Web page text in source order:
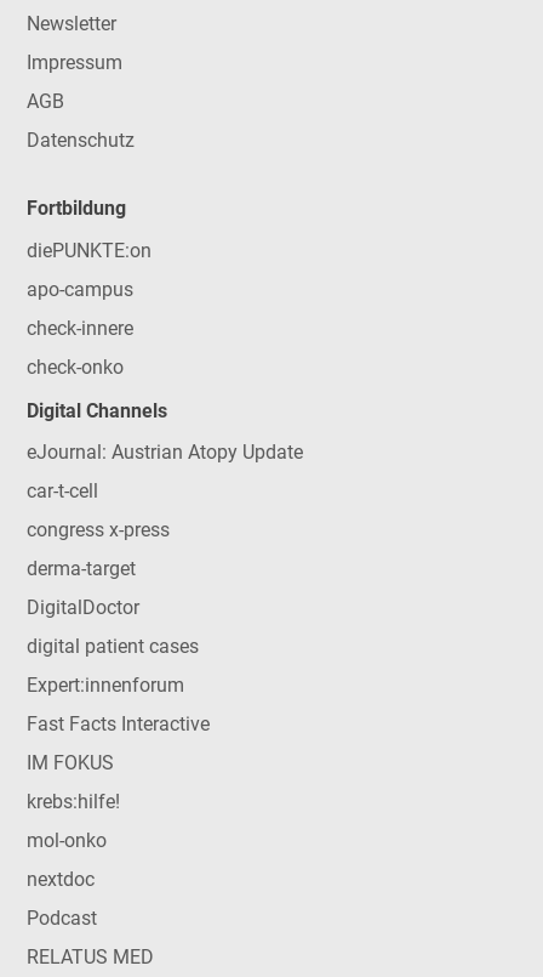
Newsletter
Impressum
AGB
Datenschutz
Fortbildung
diePUNKTE:on
apo-campus
check-innere
check-onko
Digital Channels
eJournal: Austrian Atopy Update
car-t-cell
congress x-press
derma-target
DigitalDoctor
digital patient cases
Expert:innenforum
Fast Facts Interactive
IM FOKUS
krebs:hilfe!
mol-onko
nextdoc
Podcast
RELATUS MED